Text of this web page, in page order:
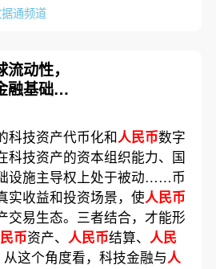
通频道
动性，
融基础设
科技资产代币化和人民币数字
科技资产的资本组织能力、国
设施主导权上处于被动……币
实收益和投资场景，使人民币
交易生态。三者结合，才能形
币资产、 人民币结算、 人民
这个角度看，科技金融与人